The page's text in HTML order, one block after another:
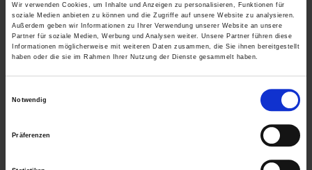
Wir verwenden Cookies, um Inhalte und Anzeigen zu personalisieren, Funktionen für
soziale Medien anbieten zu können und die Zugriffe auf unsere Website zu analysieren.
Außerdem geben wir Informationen zu Ihrer Verwendung unserer Website an unsere
Partner für soziale Medien, Werbung und Analysen weiter. Unsere Partner führen diese
Informationen möglicherweise mit weiteren Daten zusammen, die Sie ihnen bereitgestellt
haben oder die sie im Rahmen Ihrer Nutzung der Dienste gesammelt haben.
Notwendig
Präferenzen
Weitere Informationen zu Stoffqualitäten
Farben & Stoffe